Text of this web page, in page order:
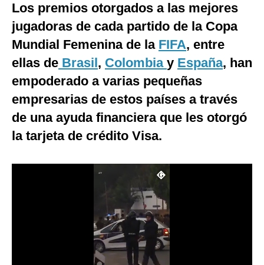
EEUU
México
España
Internacional
Tecnología
Club del Suscriptor
Los premios otorgados a las mejores
jugadoras de cada partido de la Copa
Mundial Femenina de la FIFA, entre
ellas de Brasil, Colombia y España, han
empoderado a varias pequeñas
empresarias de estos países a través
de una ayuda financiera que les otorgó
la tarjeta de crédito Visa.